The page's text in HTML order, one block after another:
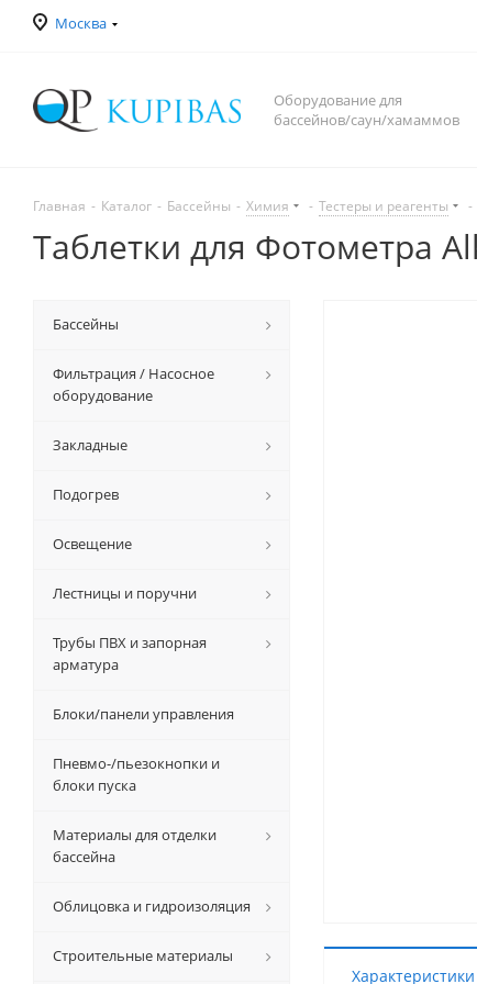
Москва
Оборудование для
бассейнов/саун/хамаммов
Главная - Каталог - Бассейны - Химия - Тестеры и реагенты -
Таблетки для Фотометра
Характеристики
Бассейны
Фильтрация / Насосное
оборудование
Закладные
Подогрев
Освещение
Лестницы и поручни
Трубы ПВХ и запорная
арматура
Блоки/панели управления
Пневмо-/пьезокнопки и
блоки пуска
Материалы для отделки
бассейна
Облицовка и гидроизоляция
Строительные материалы